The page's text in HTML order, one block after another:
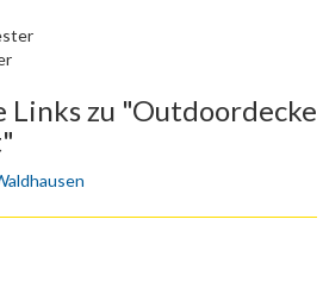
zu "Outdoordecke